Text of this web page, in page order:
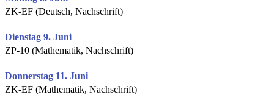
ZK-EF (Deutsch, Nachschrift)
Dienstag 9. Juni
ZP-10 (Mathematik, Nachschrift)
Donnerstag 11. Juni
ZK-EF (Mathematik, Nachschrift)